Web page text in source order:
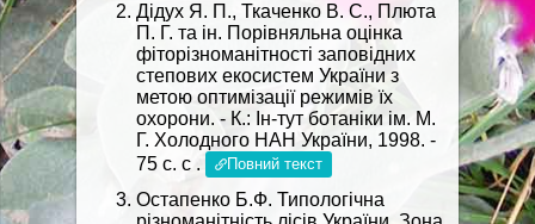
Дідух Я. П., Ткаченко В. С., Плюта
П. Г. та ін. Порівняльна оцінка
фіторізноманітності заповідних
степових екосистем України з
метою оптимізації режимів їх
охорони. - К.: Ін-тут ботаніки ім. М.
Г. Холодного НАН України, 1998. -
75 с. с .
Повний текст
Остапенко Б.Ф. Типологічна